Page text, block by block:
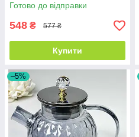
Готово до відправки
548 ₴ 577 ₴
Купити
–5%